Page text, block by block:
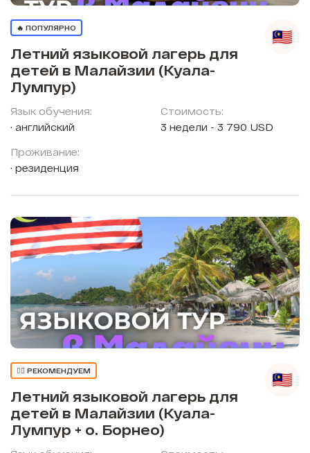
🔥 ПОПУЛЯРНО
Летний языковой лагерь для
детей в Малайзии (Куала-
Лумпур)
Язык обучения:
английский
Проживание:
резиденция
Стоимость:
3 недели - 3 790 USD
👍🏼 РЕКОМЕНДУЕМ
Летний языковой лагерь для
детей в Малайзии (Куала-
Лумпур + о. Борнео)